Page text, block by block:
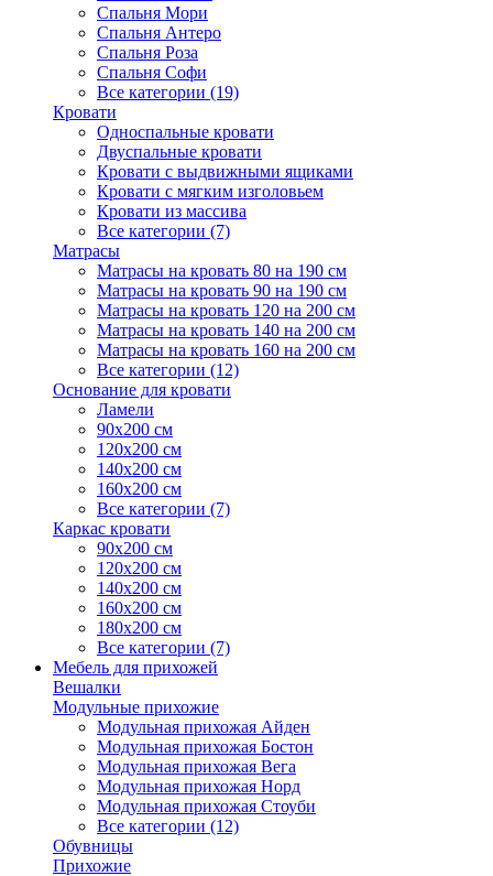
Спальня Мори
Спальня Антеро
Спальня Роза
Спальня Софи
Все категории (19)
Кровати
Односпальные кровати
Двуспальные кровати
Кровати с выдвижными ящиками
Кровати с мягким изголовьем
Кровати из массива
Все категории (7)
Матрасы
Матрасы на кровать 80 на 190 см
Матрасы на кровать 90 на 190 см
Матрасы на кровать 120 на 200 см
Матрасы на кровать 140 на 200 см
Матрасы на кровать 160 на 200 см
Все категории (12)
Основание для кровати
Ламели
90х200 см
120х200 см
140х200 см
160х200 см
Все категории (7)
Каркас кровати
90х200 см
120х200 см
140х200 см
160х200 см
180х200 см
Все категории (7)
Мебель для прихожей
Вешалки
Модульные прихожие
Модульная прихожая Айден
Модульная прихожая Бостон
Модульная прихожая Вега
Модульная прихожая Норд
Модульная прихожая Стоуби
Все категории (12)
Обувницы
Прихожие